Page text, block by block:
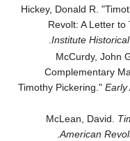
Hickey, Donald R.
Revolt: A Letter
Institute
McCurdy, John
Complementary
Timothy Pickering." Early
McLean, David.
American